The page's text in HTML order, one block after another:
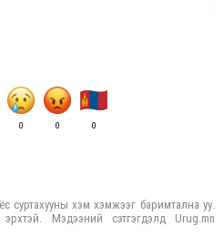
0 0 0
суртахууны хэм хэмжээг баримтална уу.
Мэдээний сэтгэгдэлд Urug.mn